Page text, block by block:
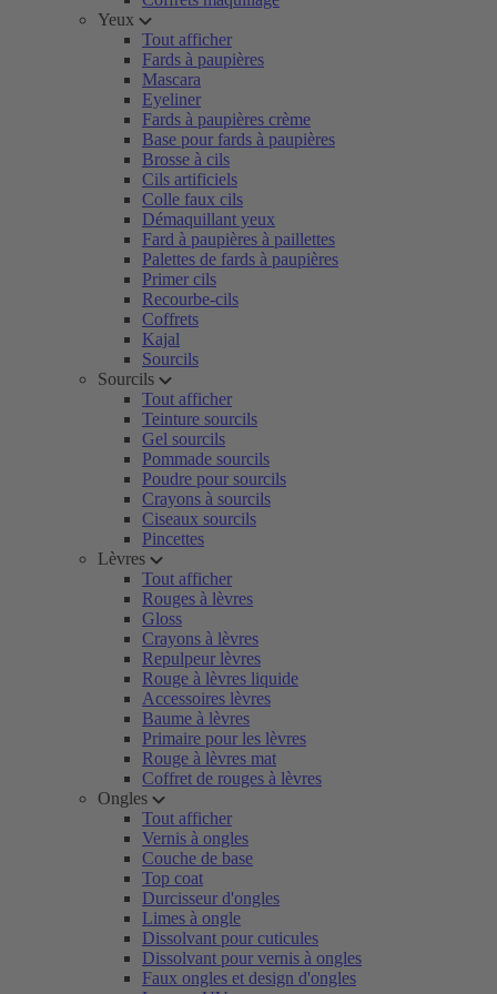
Yeux
Tout afficher
Fards à paupières
Mascara
Eyeliner
Fards à paupières crème
Base pour fards à paupières
Brosse à cils
Cils artificiels
Colle faux cils
Démaquillant yeux
Fard à paupières à paillettes
Palettes de fards à paupières
Primer cils
Recourbe-cils
Coffrets
Kajal
Sourcils
Sourcils
Tout afficher
Teinture sourcils
Gel sourcils
Pommade sourcils
Poudre pour sourcils
Crayons à sourcils
Ciseaux sourcils
Pincettes
Lèvres
Tout afficher
Rouges à lèvres
Gloss
Crayons à lèvres
Repulpeur lèvres
Rouge à lèvres liquide
Accessoires lèvres
Baume à lèvres
Primaire pour les lèvres
Rouge à lèvres mat
Coffret de rouges à lèvres
Ongles
Tout afficher
Vernis à ongles
Couche de base
Top coat
Durcisseur d'ongles
Limes à ongle
Dissolvant pour cuticules
Dissolvant pour vernis à ongles
Faux ongles et design d'ongles